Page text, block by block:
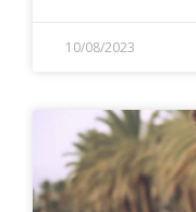
10/08/2023